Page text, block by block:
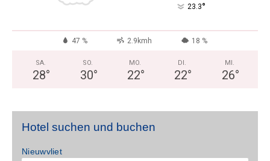
23.3°
47 % 2.9kmh 18 %
SA.
28°
SO.
30°
MO.
22°
DI.
22°
MI.
26°
Hotel suchen und buchen
Nieuwvliet